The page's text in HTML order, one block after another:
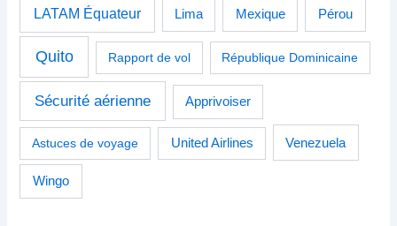
LATAM Équateur Lima Mexique Pérou
Quito Rapport de vol République Dominicaine
Sécurité aérienne Apprivoiser
Astuces de voyage United Airlines Venezuela
Wingo